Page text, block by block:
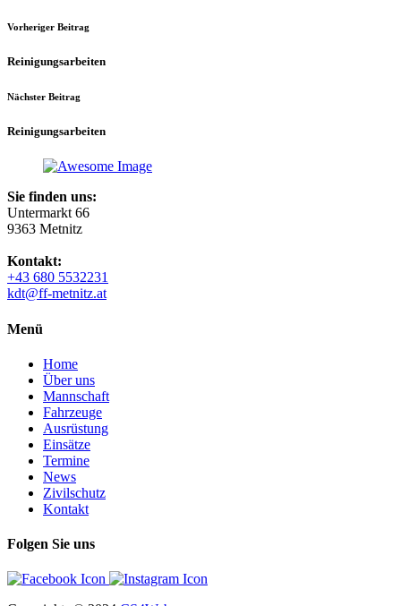
Vorheriger Beitrag
Reinigungsarbeiten
Nächster Beitrag
Reinigungsarbeiten
Sie finden uns:
Untermarkt 66
9363 Metnitz
Kontakt:
+43 680 5532231
kdt@ff-metnitz.at
Menü
Home
Über uns
Mannschaft
Fahrzeuge
Ausrüstung
Einsätze
Termine
News
Zivilschutz
Kontakt
Folgen Sie uns